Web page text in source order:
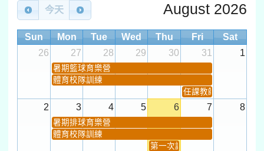
今天 August 2026
Sun Mon Tue Wed Thu Fri
Sat
26
27 28 29 30 31 1
暑期籃球育樂營
體育校隊訓練
任課教師抽籤
2 3 4 5 6 7 8
暑期排球育樂營
體育校隊訓練
第一次課發會 (12:30~)